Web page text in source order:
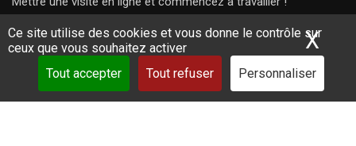
Ce site utilise des cookies et vous donne le contrôle sur
ceux que vous souhaitez activer
Tout accepter
Tout refuser Personnaliser
X